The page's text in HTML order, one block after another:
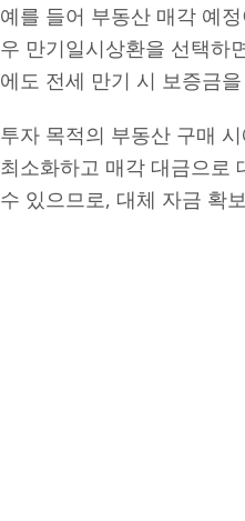
예를 들어 부동산 매각 예
우 만기일시상환을 선택하
에도 전세 만기 시 보증금
투자 목적의 부동산 구매
최소화하고 매각 대금으로
수 있으므로, 대체 자금 확